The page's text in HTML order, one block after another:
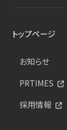
トップページ
お知らせ
PRTIMES
採用情報